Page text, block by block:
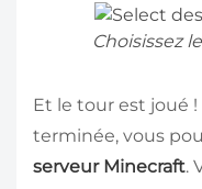
Choisissez
Et le tour est joué !
terminée, vous
serveur Minecraft.